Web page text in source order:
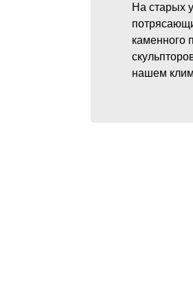
На старых
каменного
нашем